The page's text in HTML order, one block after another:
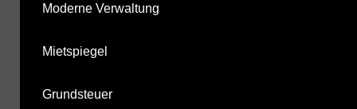
Moderne Verwaltung
Mietspiegel
Grundsteuer